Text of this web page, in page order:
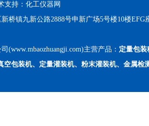
支持： 化工仪器网
桥镇九新公路2888号申新广场5号楼10楼EFG
(www.mbaozhuangji.com)主营产品： 定量包装
空包装机、定量灌装机、粉末灌装机、金属检